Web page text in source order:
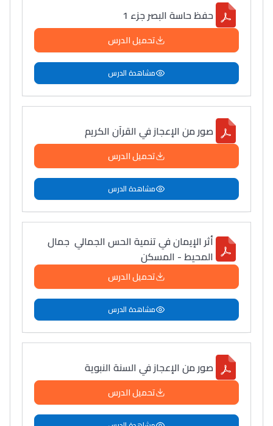
حفظ حاسة البصر جزء 1
تحميل الدرس
مشاهدة الدرس
صور من الإعجاز في القرآن الكريم
تحميل الدرس
مشاهدة الدرس
أثر الإيمان في تنمية الحس الجمالي جمال
المحيط - المسكن
تحميل الدرس
مشاهدة الدرس
صور من الإعجاز في السنة النبوية
تحميل الدرس